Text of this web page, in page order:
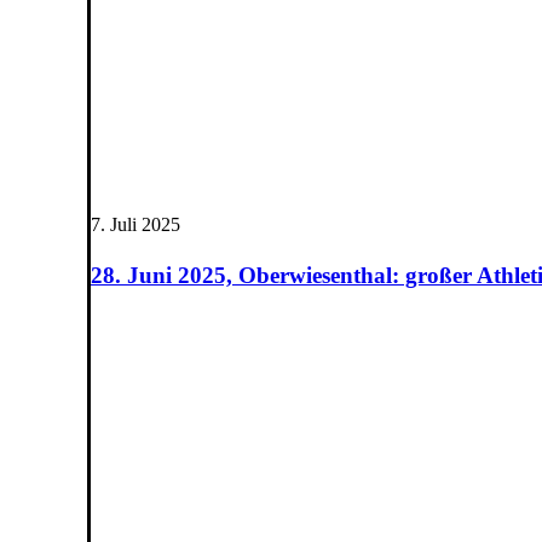
7. Juli 2025
28. Juni 2025, Oberwiesenthal: großer